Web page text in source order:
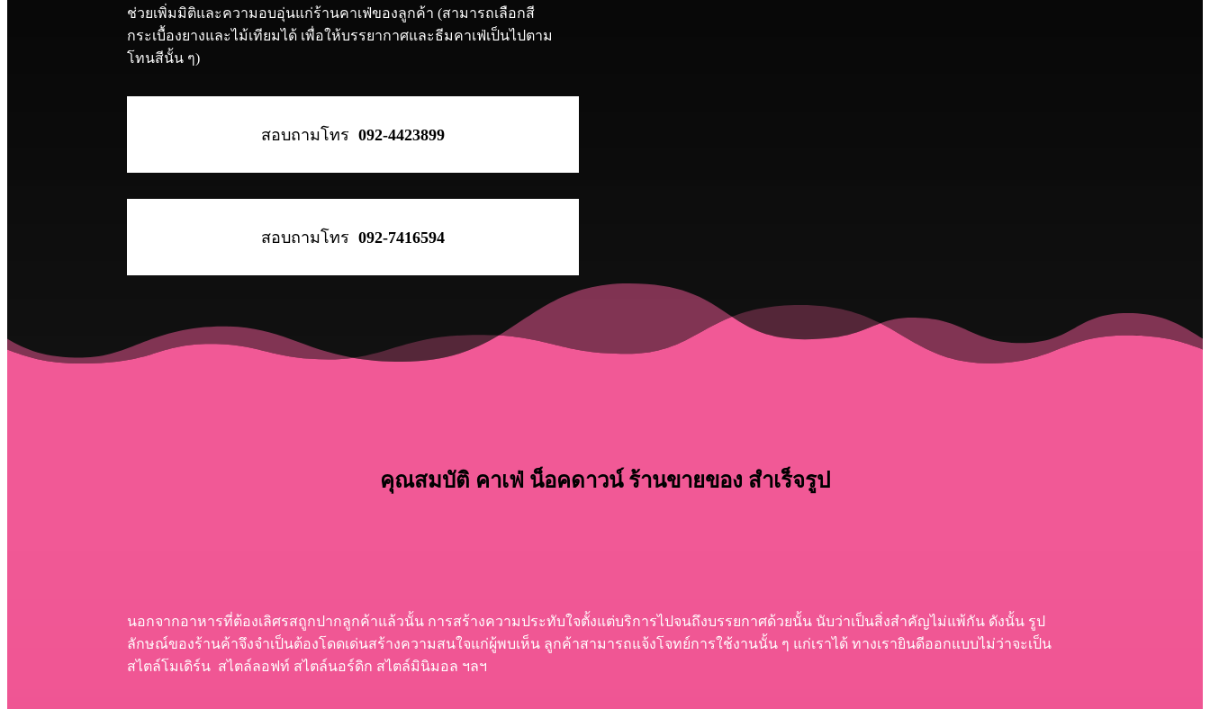
ช่วยเพิ่มมิติและความอบอุ่นแก่ร้านคาเฟ่ของลูกค้า (สามารถเลือกสี
กระเบื้องยางและไม้เทียมได้ เพื่อให้บรรยากาศและธีมคาเฟ่เป็นไปตาม
โทนสีนั้น ๆ)
สอบถามโทร 092-4423899
สอบถามโทร 092-7416594
คุณสมบัติ คาเฟ่ น็อคดาวน์ ร้านขายของ สำเร็จรูป
นอกจากอาหารที่ต้องเลิศรสถูกปากลูกค้าแล้วนั้น การสร้างความประทับใจตั้งแต่บริการไปจนถึงบรรยกาศด้วยนั้น นับว่าเป็นสิ่งสำคัญไม่แพ้กัน ดังนั้น รูป
ลักษณ์ของร้านค้าจึงจำเป็นต้องโดดเด่นสร้างความสนใจแก่ผู้พบเห็น ลูกค้าสามารถแจ้งโจทย์การใช้งานนั้น ๆ แก่เราได้ ทางเรายินดีออกแบบไม่ว่าจะเป็น
สไตล์โมเดิร์น สไตล์ลอฟท์ สไตล์นอร์ดิก สไตล์มินิมอล ฯลฯ